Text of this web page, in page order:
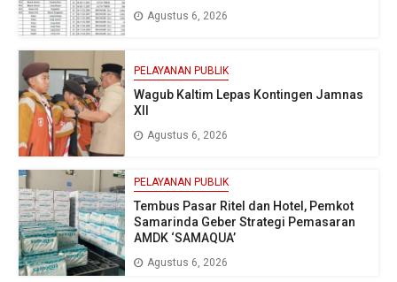
Agustus 6, 2026
PELAYANAN PUBLIK
Wagub Kaltim Lepas Kontingen Jamnas
XII
Agustus 6, 2026
PELAYANAN PUBLIK
Tembus Pasar Ritel dan Hotel, Pemkot
Samarinda Geber Strategi Pemasaran
AMDK ‘SAMAQUA’
Agustus 6, 2026